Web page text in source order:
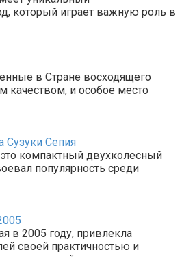
который играет важную роль в
в Стране восходящего
качеством, и особое место
Сузуки Сепия
компактный двухколесный
популярность среди
в 2005 году, привлекла
своей практичностью и